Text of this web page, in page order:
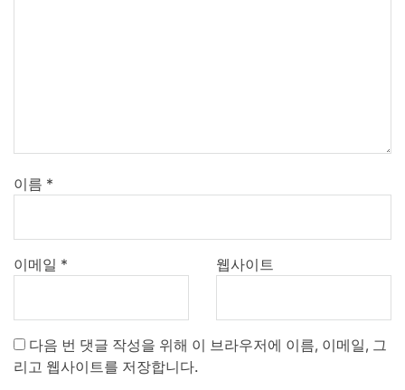
이름 *
이메일 * 웹사이트
다음 번 댓글 작성을 위해 이 브라우저에 이름, 이메일, 그
리고 웹사이트를 저장합니다.